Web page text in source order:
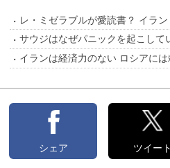
レ・ミゼラブルが愛読書？ イラ
サウジはなぜパニックを起こして
イランは経済力のない ロシアに
シェア ツイート